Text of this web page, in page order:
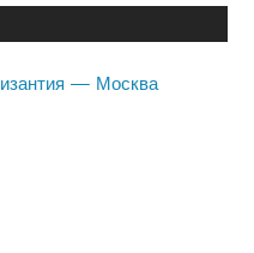
— Москва